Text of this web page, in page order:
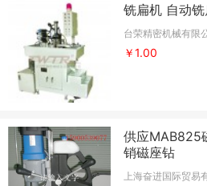
铣扁机 自动
台荣精密机械有限
￥1.00
供应MAB825
销磁座钻
上海奋进国际贸易